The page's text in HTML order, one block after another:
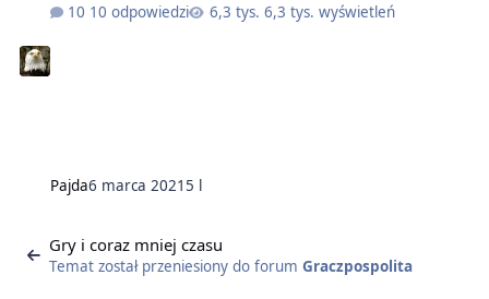
10 odpowiedzi
6,3 tys. wyświetleń
Pajda6 marca 20215 l
Gry i coraz mniej czasu
Temat został przeniesiony do forum Graczpospolita